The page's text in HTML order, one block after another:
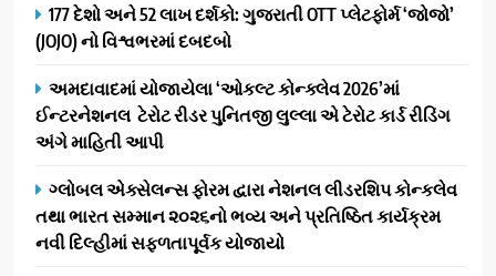
177 દેશો અને 52 લાખ દર્શકો: ગુજરાતી OTT પ્લેટફોર્મ ‘જોજો’
(JOJO) નો વિશ્વભરમાં દબદબો
અમદાવાદમાં યોજાયેલા ‘ઓકલ્ટ કોન્ક્લેવ 2026’માં
ઈન્ટરનેશનલ ટેરોટ રીડર પુનિતજી લુલ્લા એ ટેરોટ કાર્ડ રીડિંગ
અંગે માહિતી આપી
ગ્લોબલ એક્સેલન્સ ફોરમ દ્વારા નેશનલ લીડરશિપ કોન્કલેવ
તથા ભારત સમ્માન ૨૦૨૬નો ભવ્ય અને પ્રતિષ્ઠિત કાર્યક્રમ
નવી દિલ્હીમાં સફળતાપૂર્વક યોજાયો